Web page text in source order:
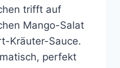
trifft auf
Mango-Salat
Kräuter-Sauce.
perfekt